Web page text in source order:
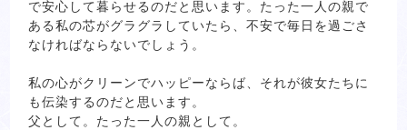
で安心して暮らせるのだと思います。たった一人の親で
ある私の芯がグラグラしていたら、不安で毎日を過ごさ
なければならないでしょう。
私の心がクリーンでハッピーならば、それが彼女たちに
も伝染するのだと思います。
父として。たった一人の親として。